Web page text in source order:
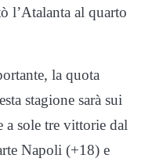
l’Atalanta al quarto
la quota
stagione sarà sui
a sole tre vittorie dal
Napoli (+18) e